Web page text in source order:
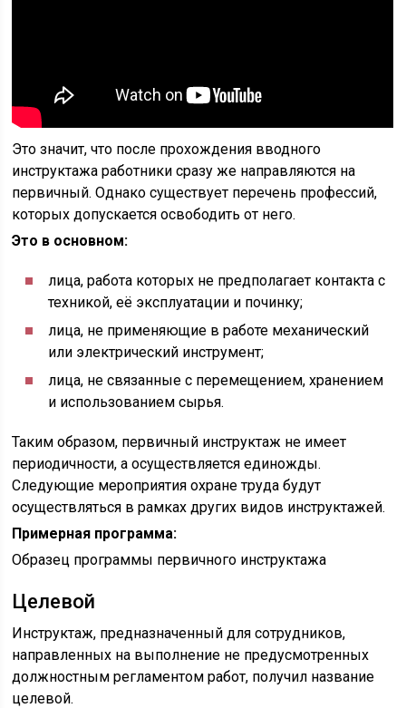
Это значит, что после прохождения вводного
инструктажа работники сразу же направляются на
первичный. Однако существует перечень профессий,
которых допускается освободить от него.
Это в основном:
лица, работа которых не предполагает контакта с
техникой, её эксплуатации и починку;
лица, не применяющие в работе механический
или электрический инструмент;
лица, не связанные с перемещением, хранением
и использованием сырья.
Таким образом, первичный инструктаж не имеет
периодичности, а осуществляется единожды.
Следующие мероприятия охране труда будут
осуществляться в рамках других видов инструктажей.
Примерная программа:
Образец программы первичного инструктажа
Целевой
Инструктаж, предназначенный для сотрудников,
направленных на выполнение не предусмотренных
должностным регламентом работ, получил название
целевой.